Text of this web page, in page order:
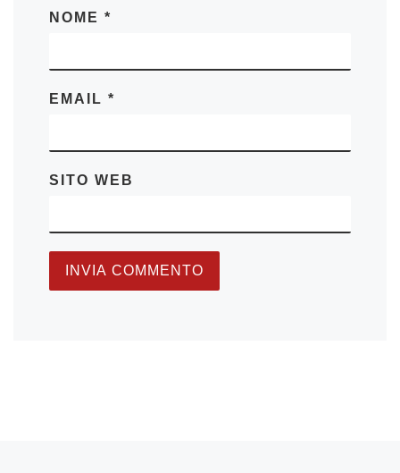
NOME *
EMAIL *
SITO WEB